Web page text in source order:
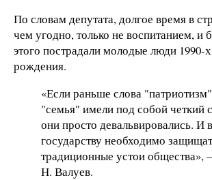
По словам депутата, долгое время в
чем угодно, только не воспитанием, и
этого пострадали молодые люди 1990-
рождения.
«Если раньше слова
"семья" имели под собой четкий
они просто девальвировались. И
государству необходимо
традиционные устои общества»,
Н. Валуев.